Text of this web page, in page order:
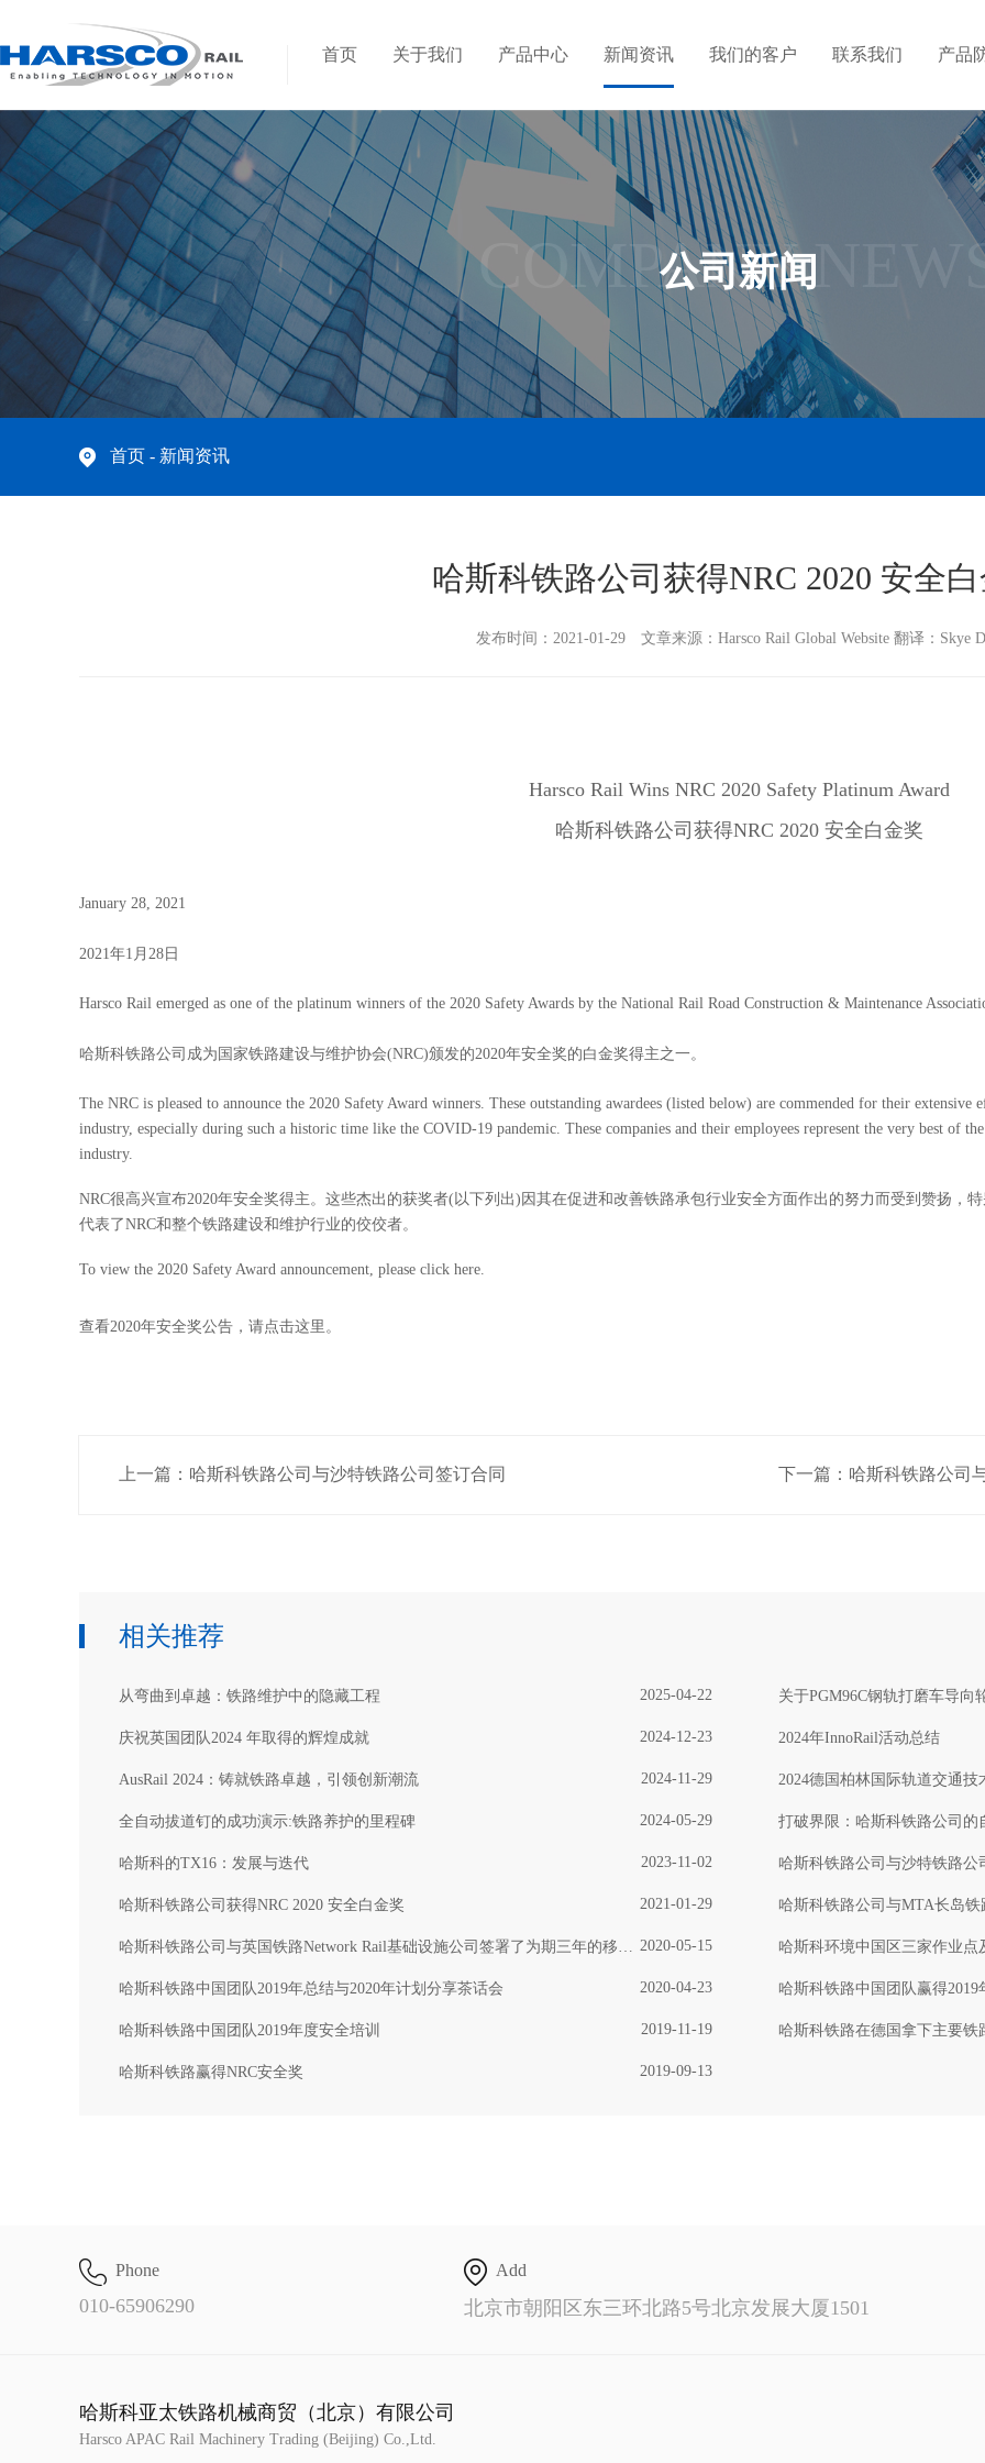
首页 关于我们 产品中心 新闻资讯 我们的客户 联系我们 产品
COMPANY
公司新闻
首页 - 新闻资讯
哈斯科铁路公司获得NRC 2020 安全
发布时间：2021-01-29 文章来源：Harsco Rail Global Website 翻译：Skye
Harsco Rail Wins NRC 2020 Safety Platinum Award
哈斯科铁路公司获得NRC 2020 安全白金奖
January 28, 2021
2021 年1 月 28 日
Harsco Rail emerged as one of the platinum winners of the 2020 Safety Awards by the National Rail Road Construction & Maintenance
哈斯科铁路公司成为国家铁路建设与维护协会(NRC)颁发的2020年安全奖的白金奖得主之一。
The NRC is pleased to announce the 2020 Safety Award winners. These outstanding awardees (listed below) are commended for their
industry, especially during such a historic time like the COVID-19 pandemic. These companies and their employees represent the very best of
industry.
NRC很高兴宣布2020年安全奖得主。这些杰出的获奖者( 以下列出) 因其在促进和改善铁路承包行业安全方面作出的努力而受到赞扬，
代表了NRC和整个铁路建设和维护行业的佼佼者。
To view the 2020 Safety Award announcement, please click here
查看2020年安全奖公告， 请点击这里 。
上一篇：哈斯科铁路公司与沙特铁路公司签订合同 下一篇：哈斯科铁路公司
相关推荐
2025-04-22
从弯曲到卓越：铁路维护中的隐藏工程 关于PGM96C钢轨打磨车导
2024-12-23
庆祝英国团队2024 年取得的辉煌成就 2024年InnoRail活动总结
2024-11-29
AusRail 2024：铸就铁路卓越，引领创新潮流 2024德国柏林国际轨道交通
2024-05-29
全自动拔道钉的成功演示:铁路养护的里程碑 打破界限：哈斯科铁路公司的
2023-11-02
哈斯科的TX16：发展与迭代 哈斯科铁路公司与沙特铁路公
2021-01-29
哈斯科铁路公司获得NRC 2020 安全白金奖 哈斯科铁路公司与MTA长岛
2020-05-15
哈斯科铁路公司与英国铁路Network Rail基础设施公司签署了为期三年的移动式维护列车服务合同 哈斯科环境中国区三家作业点及
2020-04-23
哈斯科铁路中国团队2019年总结与2020年计划分享茶话会 哈斯科铁路中国团队赢得2019
2019-11-19
哈斯科铁路中国团队2019年度安全培训 哈斯科铁路在德国拿下主要铁
2019-09-13
哈斯科铁路赢得NRC安全奖
Phone
010-65906290
Add
北京市朝阳区东三环北路5号北京发展大厦1501
哈斯科亚太铁路机械商贸（北京）有限公司
Harsco APAC Rail Machinery Trading (Beijing) Co.,Ltd.